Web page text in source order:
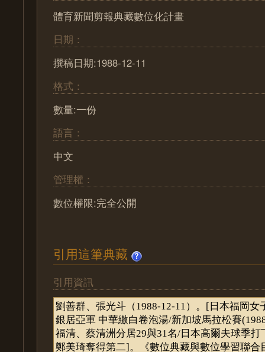
體育新聞剪報典藏數位化計畫
日期：
撰稿日期:1988-12-11
格式：
數量:一份
語言：
中文
管理權：
數位權限:完全公開
引用這筆典藏
引用資訊